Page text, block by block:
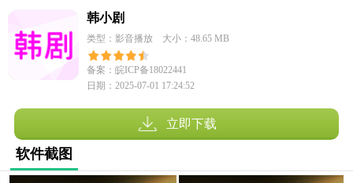
韩小剧
类型：影音播放 大小：48.65 MB
备案：皖ICP备18022441
号-115A
日期：2025-07-01 17:24:52
立即下载
软件截图